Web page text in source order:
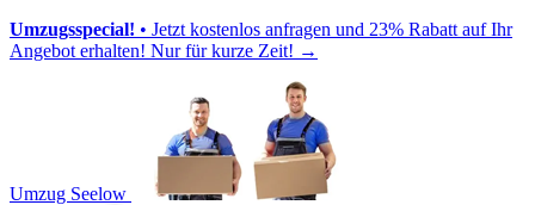
Umzugsspecial! • Jetzt kostenlos anfragen und 23% Rabatt auf Ihr
Angebot erhalten! Nur für kurze Zeit! →
Umzug Seelow